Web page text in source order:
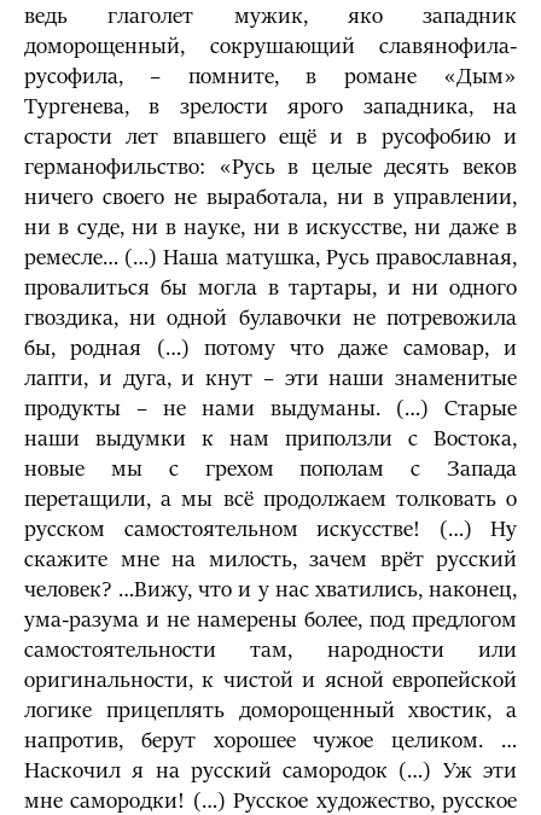
ведь глаголет мужик, яко западник
доморощенный, сокрушающий славянофила-
русофила, – помните, в романе «Дым»
Тургенева, в зрелости ярого западника, на
старости лет впавшего ещё и в русофобию и
германофильство: «Русь в целые десять веков
ничего своего не выработала, ни в управлении,
ни в суде, ни в науке, ни в искусстве, ни даже в
ремесле… (…) Наша матушка, Русь православная,
провалиться бы могла в тартары, и ни одного
гвоздика, ни одной булавочки не потревожила
бы, родная (…) потому что даже самовар, и
лапти, и дуга, и кнут – эти наши знаменитые
продукты – не нами выдуманы. (…) Старые
наши выдумки к нам приползли с Востока,
новые мы с грехом пополам с Запада
перетащили, а мы всё продолжаем толковать о
русском самостоятельном искусстве! (…) Ну
скажите мне на милость, зачем врёт русский
человек? …Вижу, что и у нас хватились, наконец,
ума-разума и не намерены более, под предлогом
самостоятельности там, народности или
оригинальности, к чистой и ясной европейской
логике прицеплять доморощенный хвостик, а
напротив, берут хорошее чужое целиком. …
Наскочил я на русский самородок (…) Уж эти
мне самородки! (…) Русское художество, русское